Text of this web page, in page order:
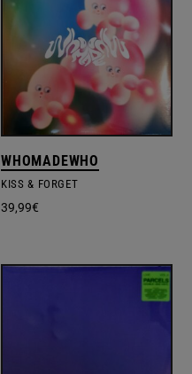
WHOMADEWHO
KISS & FORGET
39,99€